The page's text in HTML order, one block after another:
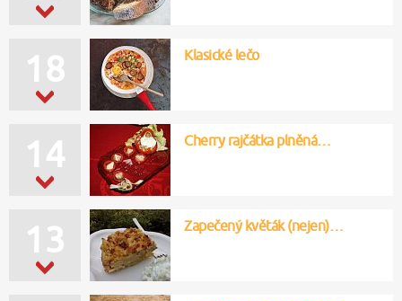
18 Klasické lečo
14 Cherry rajčátka plněná…
13 Zapečený květák (nejen)…